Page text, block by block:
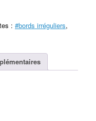
: #bords irréguliers,